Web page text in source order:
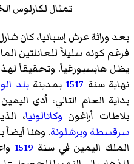
تمثال لكارلوس
بعد وراثة عرش إسبانيا، كان
فرغم كونه سليلاً للعائلتين
يظل هابسبورغياً. وتحقيقاً
نهاية سنة 1517 بمدينةبلد
بداية العام التالي، أدى
بلاطات أراغون وكاتالونيا،
سرقسطة وبرشلونة. وهنا
الملك اليمين في سنة 1519